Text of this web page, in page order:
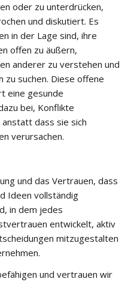
oder zu unterdrücken,
und diskutiert. Es
in der Lage sind, ihre
offen zu äußern,
anderer zu verstehen und
zu suchen. Diese offene
eine gesunde
bei, Konflikte
dass sie sich
verursachen.
und das Vertrauen, dass
Ideen vollständig
in dem jedes
entwickelt, aktiv
mitzugestalten
und vertrauen wir